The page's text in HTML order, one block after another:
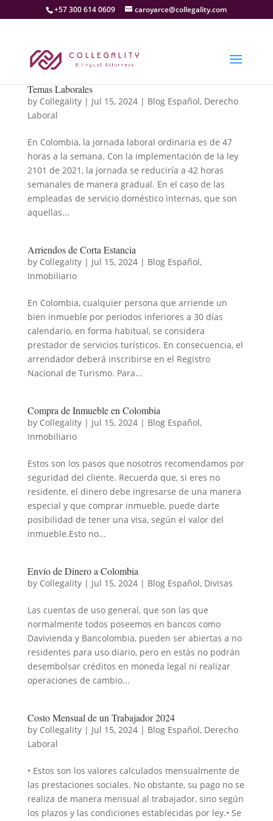
+57 300 614 0609 caroyarce@collegality.com
Temas Laborales
by Collegality| Jul 15, 2024| Blog Español, Derecho
Laboral
En Colombia, la jornada laboral ordinaria es de 47
horas a la semana. Con la implementación de la ley
2101 de 2021, la jornada se reduciría a 42 horas
semanales de manera gradual. En el caso de las
empleadas de servicio doméstico internas, que son
aquellas...
Arriendos de Corta Estancia
by Collegality| Jul 15, 2024| Blog Español,
Inmobiliario
En Colombia, cualquier persona que arriende un
bien inmueble por periodos inferiores a 30 días
calendario, en forma habitual, se considera
prestador de servicios turísticos. En consecuencia, el
arrendador deberá inscribirse en el Registro
Nacional de Turismo. Para...
Compra de Inmueble en Colombia
by Collegality| Jul 15, 2024| Blog Español,
Inmobiliario
Estos son los pasos que nosotros recomendamos por
seguridad del cliente. Recuerda que, si eres no
residente, el dinero debe ingresarse de una manera
especial y que comprar inmueble, puede darte
posibilidad de tener una visa, según el valor del
inmueble.Esto no...
Envío de Dinero a Colombia
by Collegality| Jul 15, 2024| Blog Español, Divisas
Las cuentas de uso general, que son las que
normalmente todos poseemos en bancos como
Davivienda y Bancolombia, pueden ser abiertas a no
residentes para uso diario, pero en estás no podrán
desembolsar créditos en moneda legal ni realizar
operaciones de cambio...
Costo Mensual de un Trabajador 2024
by Collegality| Jul 15, 2024| Blog Español, Derecho
Laboral
• Estos son los valores calculados mensualmente de
las prestaciones sociales. No obstante, su pago no se
realiza de manera mensual al trabajador, sino según
los plazos y las condiciones establecidas por ley.• Se